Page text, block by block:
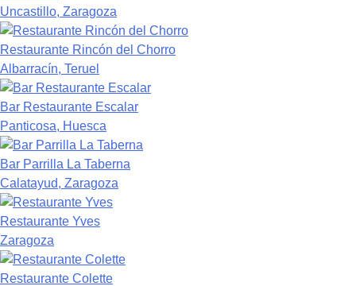
Uncastillo, Zaragoza
Restaurante Rincón del Chorro
Albarracín, Teruel
Bar Restaurante Escalar
Panticosa, Huesca
Bar Parrilla La Taberna
Calatayud, Zaragoza
Restaurante Yves
Zaragoza
Restaurante Colette